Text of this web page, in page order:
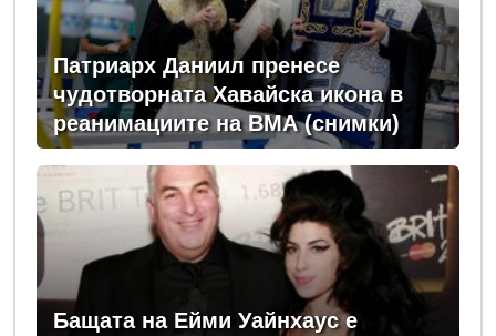
Патриарх Даниил пренесе
чудотворната Хавайска икона в
реанимациите на ВМА (снимки)
Бащата на Ейми Уайнхаус е